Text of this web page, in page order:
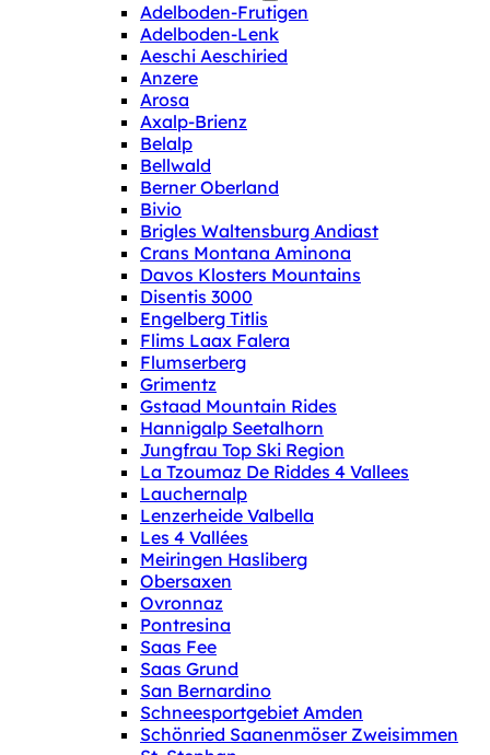
Adelboden-Frutigen
Adelboden-Lenk
Aeschi Aeschiried
Anzere
Arosa
Axalp-Brienz
Belalp
Bellwald
Berner Oberland
Bivio
Brigles Waltensburg Andiast
Crans Montana Aminona
Davos Klosters Mountains
Disentis 3000
Engelberg Titlis
Flims Laax Falera
Flumserberg
Grimentz
Gstaad Mountain Rides
Hannigalp Seetalhorn
Jungfrau Top Ski Region
La Tzoumaz De Riddes 4 Vallees
Lauchernalp
Lenzerheide Valbella
Les 4 Vallées
Meiringen Hasliberg
Obersaxen
Ovronnaz
Pontresina
Saas Fee
Saas Grund
San Bernardino
Schneesportgebiet Amden
Schönried Saanenmöser Zweisimmen